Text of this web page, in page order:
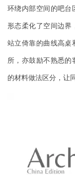
与
观
建
筑
登录
环绕内部空间的吧台
形态柔化了空间边界
站立倚靠的曲线高桌
所，亦鼓励不熟悉的
的材料做法区分，让